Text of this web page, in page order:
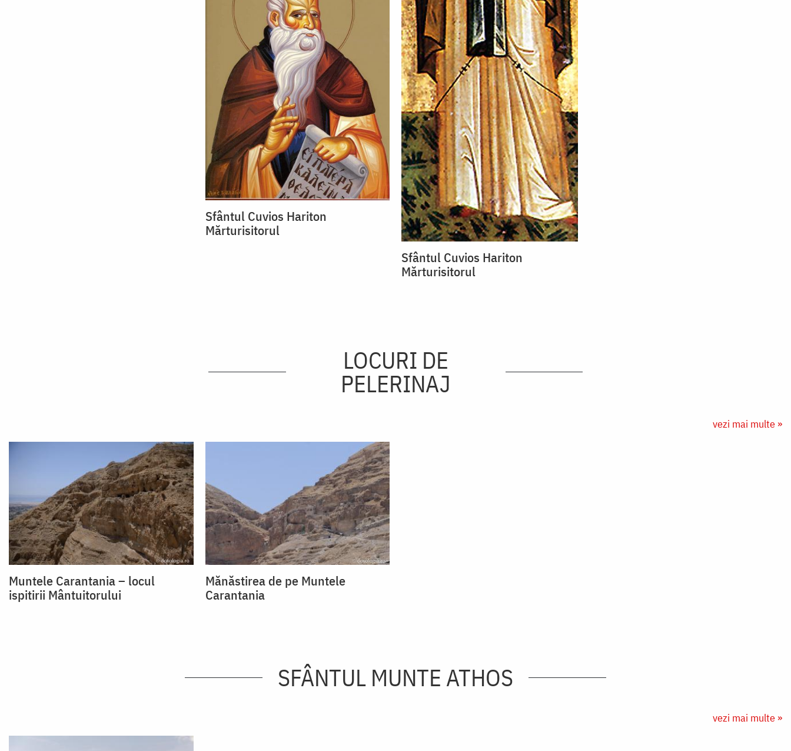
Sfântul Cuvios Hariton
Mărturisitorul
Sfântul Cuvios Hariton
Mărturisitorul
LOCURI DE
PELERINAJ
vezi mai multe »
Muntele Carantania – locul
ispitirii Mântuitorului
Mănăstirea de pe Muntele
Carantania
SFÂNTUL MUNTE ATHOS
vezi mai multe »